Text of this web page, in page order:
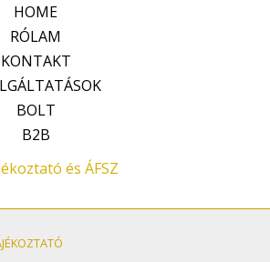
HOME
RÓLAM
KONTAKT
BOLT
B2B
és ÁFSZ